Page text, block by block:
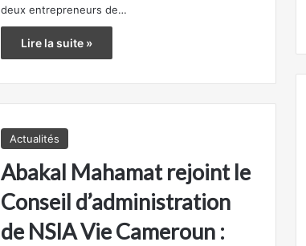
deux entrepreneurs de…
Lire la suite »
Actualités
Abakal Mahamat rejoint le
Conseil d’administration
de NSIA Vie Cameroun :